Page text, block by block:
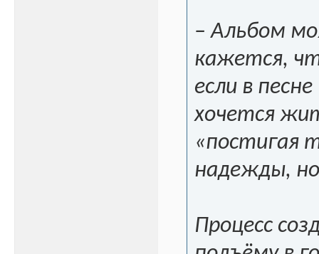
– Альбом
кажется,
если в
хочется
«постигая
надежды,
Процесс